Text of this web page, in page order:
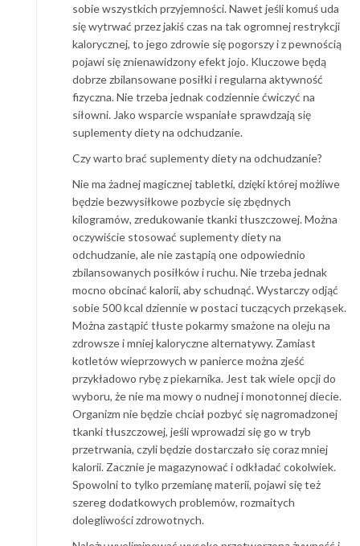
sobie wszystkich przyjemności. Nawet jeśli komuś uda
się wytrwać przez jakiś czas na tak ogromnej restrykcji
kalorycznej, to jego zdrowie się pogorszy i z pewnością
pojawi się znienawidzony efekt jojo. Kluczowe będą
dobrze zbilansowane posiłki i regularna aktywność
fizyczna. Nie trzeba jednak codziennie ćwiczyć na
siłowni. Jako wsparcie wspaniałe sprawdzają się
suplementy diety na odchudzanie.
Czy warto brać suplementy diety na odchudzanie?
Nie ma żadnej magicznej tabletki, dzięki której możliwe
będzie bezwysiłkowe pozbycie się zbędnych
kilogramów, zredukowanie tkanki tłuszczowej. Można
oczywiście stosować suplementy diety na
odchudzanie, ale nie zastąpią one odpowiednio
zbilansowanych posiłków i ruchu. Nie trzeba jednak
mocno obcinać kalorii, aby schudnąć. Wystarczy odjąć
sobie 500 kcal dziennie w postaci tuczących przekąsek.
Można zastąpić tłuste pokarmy smażone na oleju na
zdrowsze i mniej kaloryczne alternatywy. Zamiast
kotletów wieprzowych w panierce można zjeść
przykładowo rybę z piekarnika. Jest tak wiele opcji do
wyboru, że nie ma mowy o nudnej i monotonnej diecie.
Organizm nie będzie chciał pozbyć się nagromadzonej
tkanki tłuszczowej, jeśli wprowadzi się go w tryb
przetrwania, czyli będzie dostarczało się coraz mniej
kalorii. Zacznie je magazynować i odkładać cokolwiek.
Spowolni to tylko przemianę materii, pojawi się też
szereg dodatkowych problemów, rozmaitych
dolegliwości zdrowotnych.